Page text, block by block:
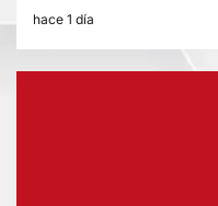
hace 1 día